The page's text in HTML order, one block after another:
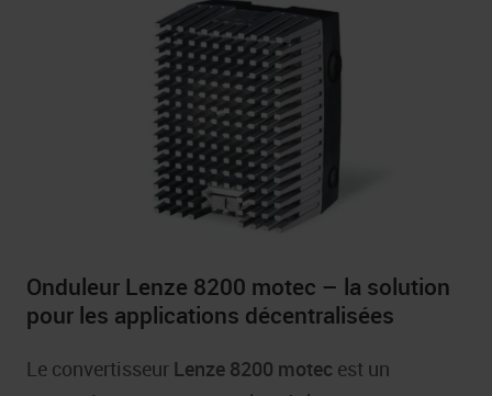
Onduleur Lenze 8200 motec – la solution
pour les applications décentralisées
Le convertisseur Lenze 8200 motec est un